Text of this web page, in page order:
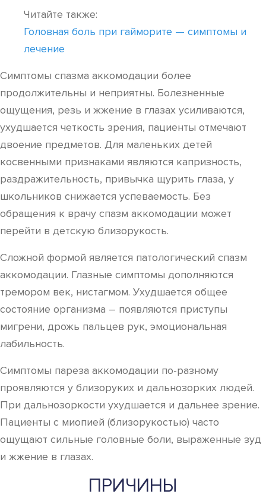
Читайте также:
Головная боль при гайморите — симптомы и
лечение
Симптомы спазма аккомодации более
продолжительны и неприятны. Болезненные
ощущения, резь и жжение в глазах усиливаются,
ухудшается четкость зрения, пациенты отмечают
двоение предметов. Для маленьких детей
косвенными признаками являются капризность,
раздражительность, привычка щурить глаза, у
школьников снижается успеваемость. Без
обращения к врачу спазм аккомодации может
перейти в детскую близорукость.
Сложной формой является патологический спазм
аккомодации. Глазные симптомы дополняются
тремором век, нистагмом. Ухудшается общее
состояние организма – появляются приступы
мигрени, дрожь пальцев рук, эмоциональная
лабильность.
Симптомы пареза аккомодации по-разному
проявляются у близоруких и дальнозорких людей.
При дальнозоркости ухудшается и дальнее зрение.
Пациенты с миопией (близорукостью) часто
ощущают сильные головные боли, выраженные зуд
и жжение в глазах.
ПРИЧИНЫ